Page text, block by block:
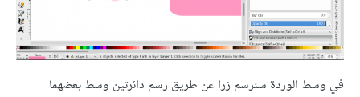
في وسط الوردة سنرسم زرا عن طريق رسم دائرتين وسط بعضهما